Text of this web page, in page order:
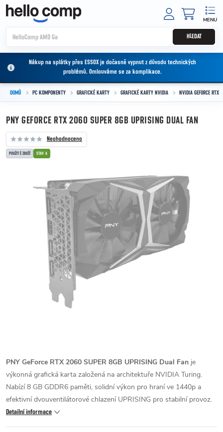
Přejít na obsah
HLEDAT
Nákup na splátky přes ESSOX je dočasně vypnut z důvodu technických
problémů. Omlouváme se za komplikace.
DOMŮ PC KOMPONENTY GRAFICKÉ KARTY GRAFICKÉ KARTY NVIDIA NVIDIA GEFORCE RTX
PNY GEFORCE RTX 2060 SUPER 8GB UPRISING DUAL FAN
Neohodnoceno
POUŽITÉ ZBOŽÍ STAV A
PNY GeForce RTX 2060 SUPER 8GB UPRISING Dual Fan je
výkonná grafická karta založená na architektuře NVIDIA Turing.
Nabízí 8 GB GDDR6 paměti, solidní výkon pro hraní ve 1440p a
efektivní dvouventilátorové chlazení UPRISING pro stabilní provoz.
Detailní informace